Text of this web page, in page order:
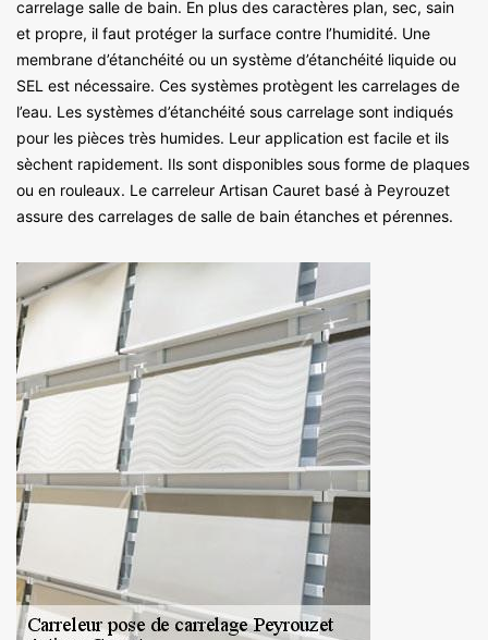
carrelage salle de bain. En plus des caractères plan, sec, sain
et propre, il faut protéger la surface contre l’humidité. Une
membrane d’étanchéité ou un système d’étanchéité liquide ou
SEL est nécessaire. Ces systèmes protègent les carrelages de
l’eau. Les systèmes d’étanchéité sous carrelage sont indiqués
pour les pièces très humides. Leur application est facile et ils
sèchent rapidement. Ils sont disponibles sous forme de plaques
ou en rouleaux. Le carreleur Artisan Cauret basé à Peyrouzet
assure des carrelages de salle de bain étanches et pérennes.